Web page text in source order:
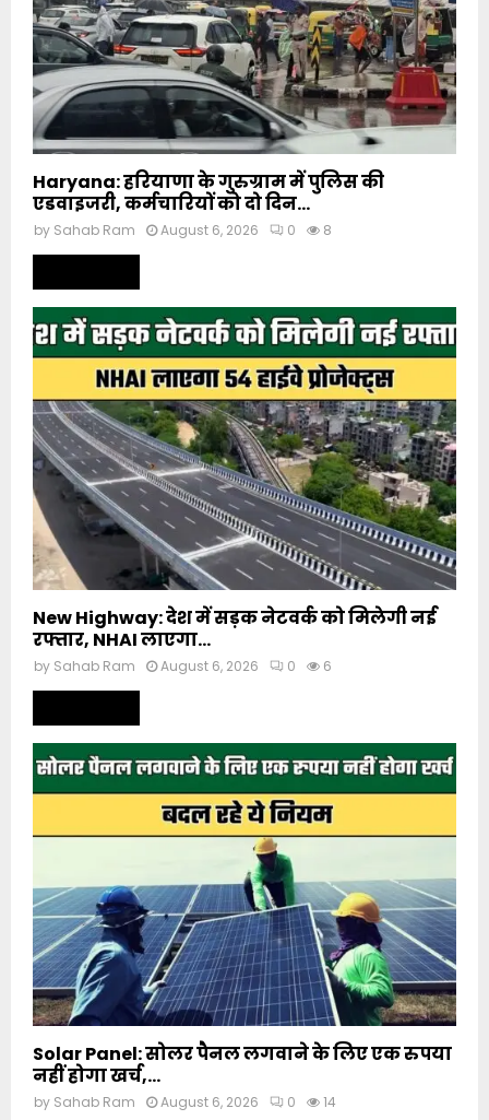
Haryana: हरियाणा के गुरुग्राम में पुलिस की
एडवाइजरी, कर्मचारियों को दो दिन...
by Sahab Ram August 6, 2026 0 8
New Highway: देश में सड़क नेटवर्क को मिलेगी नई
रफ्तार, NHAI लाएगा...
by Sahab Ram August 6, 2026 0 6
Solar Panel: सोलर पैनल लगवाने के लिए एक रुपया
नहीं होगा खर्च,...
by Sahab Ram August 6, 2026 0 14